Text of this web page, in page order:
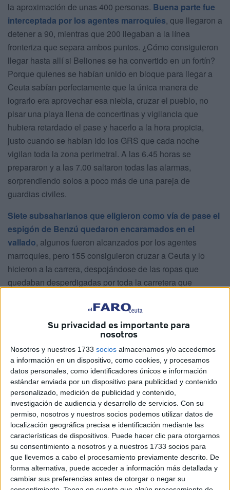
Su privacidad es importante para
nosotros
Nosotros y nuestros 1733 socios almacenamos y/o accedemos
a información en un dispositivo, como cookies, y procesamos
datos personales, como identificadores únicos e información
estándar enviada por un dispositivo para publicidad y contenido
personalizado, medición de publicidad y contenido,
investigación de audiencia y desarrollo de servicios. Con su
permiso, nosotros y nuestros socios podemos utilizar datos de
localización geográfica precisa e identificación mediante las
características de dispositivos. Puede hacer clic para otorgarnos
su consentimiento a nosotros y a nuestros 1733 socios para
que llevemos a cabo el procesamiento previamente descrito. De
forma alternativa, puede acceder a información más detallada y
cambiar sus preferencias antes de otorgar o negar su
la aproximación de unas 400 personas. Buena parte fue
interceptada por los agentes marroquíes, que llegaron a
detener a 90, mientras que 200 llegaban a la línea
fronteriza que separa ambos puntos. ¿Cómo consiguieron
llegar hasta allí si Beliones se ha convertido en un fortín?
Porque quienes se habían unido en bloque para llegar a
Ceuta sabían perfectamente que la única manera de
lograrlo era aprovechar esa niebla, cruzar el pueblo, no
pisar una playa llena de concertinas y vigilancia que
hubiera retardado el pase y hacerlo a la hora propicia,
justo cuando se habían ido los GRS que cada noche
vigilan toda la zona perimetral. A las 6.45 horas se
prepararon y a las 7.00 saltaron todas las alarmas,
sorprendiendo solos a poco más de una pareja de
guardias civiles.
Siete subsaharianos que eligieron como vía de pase el
espigón de Benzú quedaron encaramados en el
vallado, algunos fueron alcanzados por los agentes
marroquíes, pero 155 consiguieron cruzar a Ceuta y lo
hicieron a la carrera, despojándose de las ropas que
quedaban desperdigadas por toda la carretera que
inmigrantes, en el Jaral.
En Marruecos quedaban varios agentes heridos. En un
comunicado indicaron que habían bloqueado la entrada de
buena parte de los inmigrantes, sufriendo bajas
importantes entre los agentes y registrando varios casos
de inmigrantes heridos. En Ceuta el panorama no variaba
mucho:once guardias civiles tenían que ser atendidos
en la Clínica Septem por lesiones varias, básicamente
golpes por el forcejeo con los subsaharianos y afectación
en los ojos y partes del cuerpo al haber recibido ácido de
batería. 16 inmigrantes también fueron atendidos por
heridas con las mismas causas y solo uno ingresó en el
HUCE al presentar rotura en el dedo de un pie recibiendo